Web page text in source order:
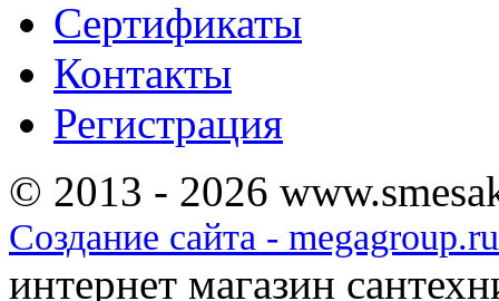
Сертификаты
Контакты
Регистрация
© 2013 - 2026
Создание сайта - megagroup.ru
интернет магазин